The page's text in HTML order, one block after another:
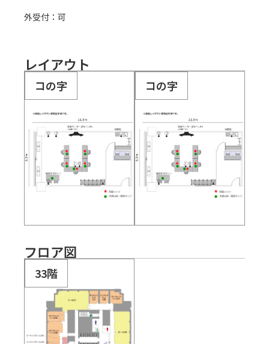
外受付：可
レイアウト
コの字 コの字
フロア図
33階